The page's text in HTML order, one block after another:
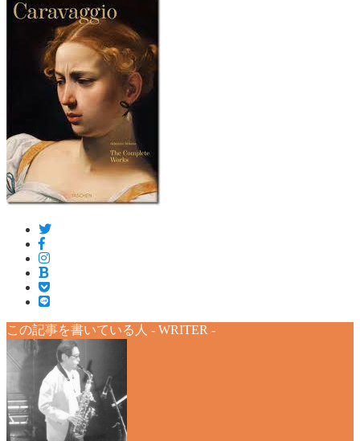
この記事を書いている人 - WRITER -